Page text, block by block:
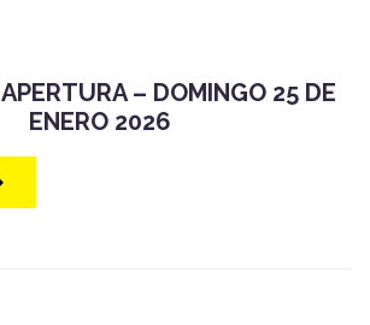
– DOMINGO 25 DE
ENERO 2026